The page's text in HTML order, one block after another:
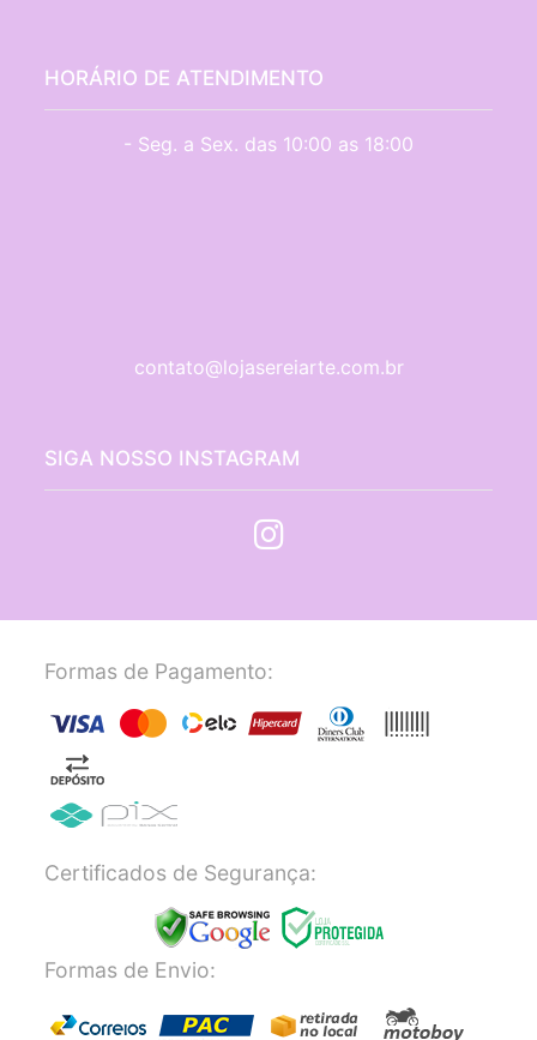
HORÁRIO DE ATENDIMENTO
- Seg. a Sex. das 10:00 as 18:00
contato@lojasereiarte.com.br
SIGA NOSSO INSTAGRAM
Formas de Pagamento:
Certificados de Segurança:
Formas de Envio: